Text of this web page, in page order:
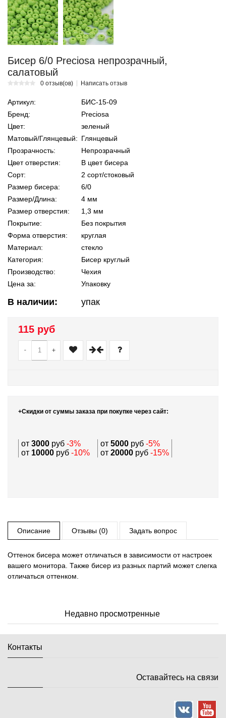
Бисер 6/0 Preciosa непрозрачный,
салатовый
0 отзыв(ов) Написать отзыв
Артикул:
БИС-15-09
Бренд:
Preciosa
Цвет:
зеленый
Матовый/Глянцевый: Глянцевый
Прозрачность:
Непрозрачный
Цвет отверстия:
В цвет бисера
Сорт:
2 сорт/стоковый
Размер бисера:
6/0
Размер/Длина:
4 мм
Размер отверстия:
1,3 мм
Покрытие:
Без покрытия
Форма отверстия:
круглая
Материал:
стекло
Категория:
Бисер круглый
Производство:
Чехия
Цена за:
Упаковку
В наличии: упак
115 руб
- +
+Скидки от суммы заказа при покупке через сайт:
от 3000 руб -3% от 5000 руб -5%
от 10000 руб -10% от 20000 руб -15%
Описание Отзывы (0) Задать вопрос
Оттенок бисера может отличаться в зависимости от настроек
вашего монитора. Также бисер из разных партий может слегка
отличаться оттенком.
Недавно просмотренные
Контакты
Оставайтесь на связи